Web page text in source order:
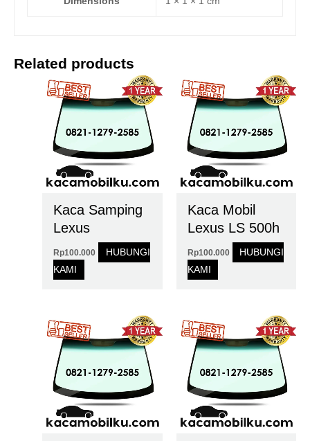
Related products
Kaca Samping
Lexus
Rp100.000
HUBUNGI
KAMI
Kaca Mobil
Lexus LS 500h
Rp100.000
HUBUNGI
KAMI